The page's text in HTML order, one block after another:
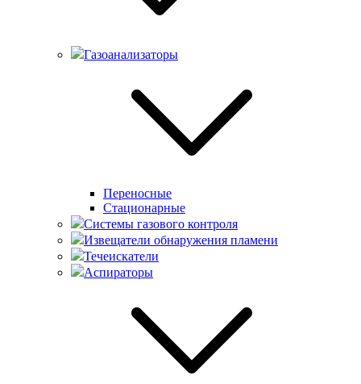
Газоанализаторы
Переносные
Стационарные
Системы газового контроля
Извещатели обнаружения пламени
Течеискатели
Аспираторы